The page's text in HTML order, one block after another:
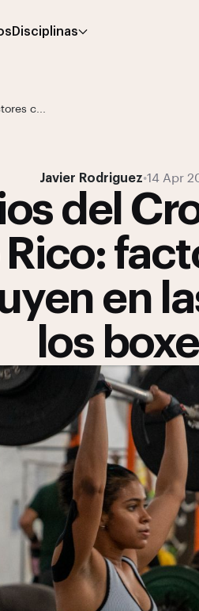
Disciplinas
c...
Javier Rodriguez•14 Apr
del
Rico:
en
los